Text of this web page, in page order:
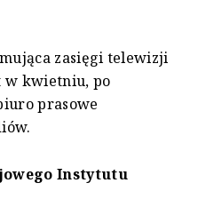
zasięgi telewizji
w kwietniu, po
prasowe
Instytutu